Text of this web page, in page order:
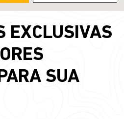
EXCLUSIVAS
SUA